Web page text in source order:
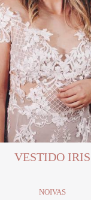
VESTIDO IRIS
NOIVAS